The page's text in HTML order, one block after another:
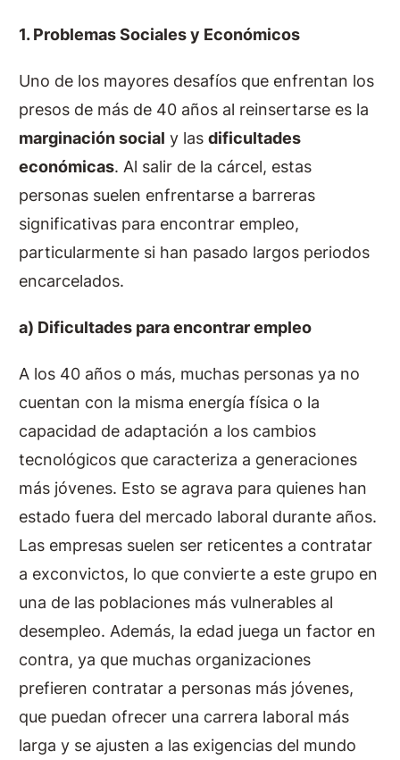
1. Problemas Sociales y Económicos
Uno de los mayores desafíos que enfrentan los
presos de más de 40 años al reinsertarse es la
marginación social y lasdificultades
económicas. Al salir de la cárcel, estas
personas suelen enfrentarse a barreras
significativas para encontrar empleo,
particularmente si han pasado largos periodos
encarcelados.
a) Dificultades para encontrar empleo
A los 40 años o más, muchas personas ya no
cuentan con la misma energía física o la
capacidad de adaptación a los cambios
tecnológicos que caracteriza a generaciones
más jóvenes. Esto se agrava para quienes han
estado fuera del mercado laboral durante años.
Las empresas suelen ser reticentes a contratar
a exconvictos, lo que convierte a este grupo en
una de las poblaciones más vulnerables al
desempleo. Además, la edad juega un factor en
contra, ya que muchas organizaciones
prefieren contratar a personas más jóvenes,
que puedan ofrecer una carrera laboral más
larga y se ajusten a las exigencias del mundo